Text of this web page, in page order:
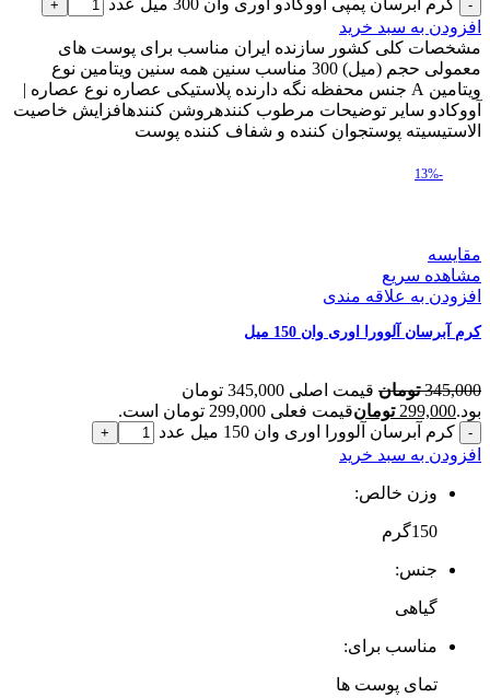
افزودن به سبد خرید
مشخصات کلی کشور سازنده ایران مناسب برای پوست های
معمولی حجم (میل) 300 مناسب سنین همه سنین ویتامین نوع
ویتامین A جنس محفظه نگه دارنده پلاستیکی عصاره نوع عصاره |
آووکادو سایر توضیحات مرطوب کنندهروشن کنندهافزایش خاصیت
الاستیسیته پوستجوان کننده و شفاف کننده پوست
-13%
مقایسه
مشاهده سریع
افزودن به علاقه مندی
کرم آبرسان آلوورا اوری وان 150 میل
345,000 تومان
قیمت اصلی 345,000 تومان
بود.299,000 تومانقیمت فعلی 299,000 تومان است.
کرم آبرسان آلوورا اوری وان 150 میل عدد
افزودن به سبد خرید
وزن خالص:
150گرم
جنس:
گیاهی
مناسب برای:
تمای پوست ها